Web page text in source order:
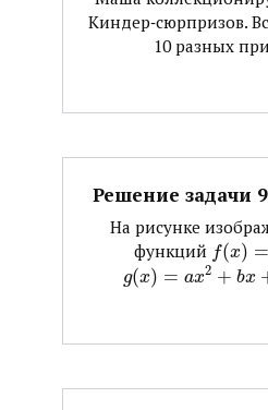
Киндер‐сюрпризов.
10 разных
Решение задачи
На рисунке
функций ​ f(x) =
g(x) = ax2 + bx